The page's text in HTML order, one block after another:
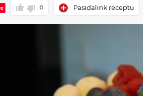
0 Pasidalink receptu